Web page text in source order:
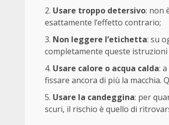
Usare troppo detersivo: non
esattamente l’effetto contrario;
Non leggere l’etichetta: su
completamente queste
Usare calore o acqua calda:
fissare ancora di più la
Usare la candeggina: per
scuri, il rischio è quello di